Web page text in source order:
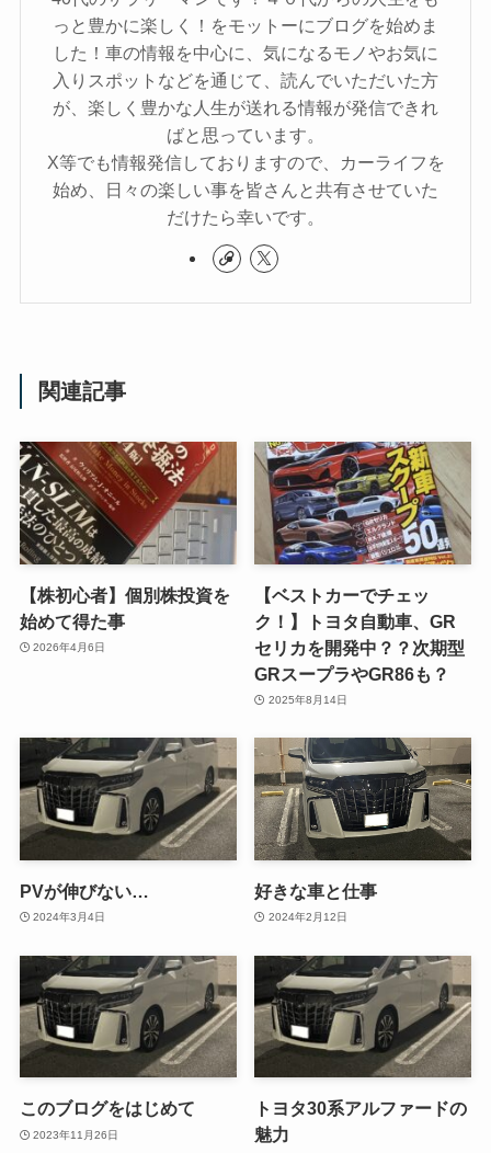
っと豊かに楽しく！をモットーにブログを始めま
した！車の情報を中心に、気になるモノやお気に
入りスポットなどを通じて、読んでいただいた方
が、楽しく豊かな人生が送れる情報が発信できれ
ばと思っています。
X等でも情報発信しておりますので、カーライフを
始め、日々の楽しい事を皆さんと共有させていた
だけたら幸いです。
関連記事
【株初心者】個別株投資を
始めて得た事
2026年4月6日
【ベストカーでチェッ
ク！】トヨタ自動車、GR
セリカを開発中？？次期型
GRスープラやGR86も？
2025年8月14日
PVが伸びない…
2024年3月4日
好きな車と仕事
2024年2月12日
このブログをはじめて
2023年11月26日
トヨタ30系アルファードの
魅力